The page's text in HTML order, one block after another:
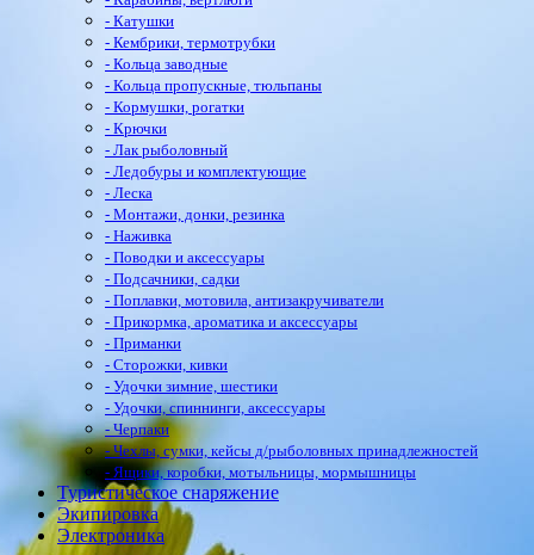
- Катушки
- Кембрики, термотрубки
- Кольца заводные
- Кольца пропускные, тюльпаны
- Кормушки, рогатки
- Крючки
- Лак рыболовный
- Ледобуры и комплектующие
- Леска
- Монтажи, донки, резинка
- Наживка
- Поводки и аксессуары
- Подсачники, садки
- Поплавки, мотовила, антизакручиватели
- Прикормка, ароматика и аксессуары
- Приманки
- Сторожки, кивки
- Удочки зимние, шестики
- Удочки, спиннинги, аксессуары
- Черпаки
- Чехлы, сумки, кейсы д/рыболовных принадлежностей
- Ящики, коробки, мотыльницы, мормышницы
Туристическое снаряжение
Экипировка
Электроника